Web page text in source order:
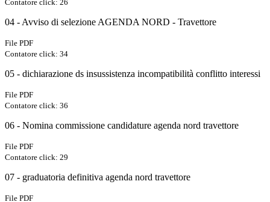
Contatore click: 26
04 - Avviso di selezione AGENDA NORD - Travettore
File PDF
Contatore click: 34
05 - dichiarazione ds insussistenza incompatibilità conflitto interessi
File PDF
Contatore click: 36
06 - Nomina commissione candidature agenda nord travettore
File PDF
Contatore click: 29
07 - graduatoria definitiva agenda nord travettore
File PDF